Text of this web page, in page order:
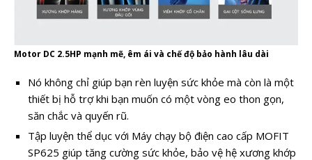
Motor DC 2.5HP mạnh mẽ, êm ái và chế độ bảo hành lâu dài
Nó không chỉ giúp bạn rèn luyện sức khỏe mà còn là một
thiết bị hỗ trợ khi bạn muốn có một vòng eo thon gọn,
săn chắc và quyến rũ.
Tập luyện thể dục với Máy chạy bộ điện cao cấp MOFIT
SP625 giúp tăng cường sức khỏe, bảo vệ hệ xương khớp